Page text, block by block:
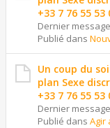
+33 7 76 55 53
Dernier
Publié dans
Un coup du
plan Sexe
+33 7 76 55 53
Dernier
Publié dans Agir